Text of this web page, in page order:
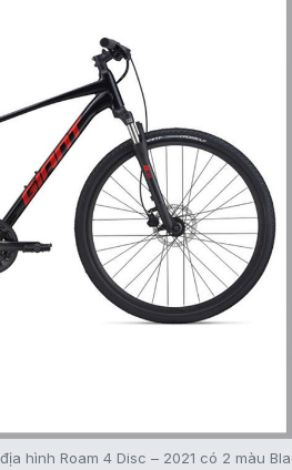
hình Roam 4 Disc – 2021 có 2 màu